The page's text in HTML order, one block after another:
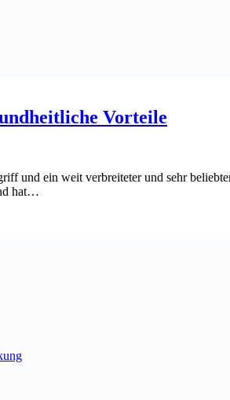
Vorteile
und ein weit verbreiteter und sehr
hat…